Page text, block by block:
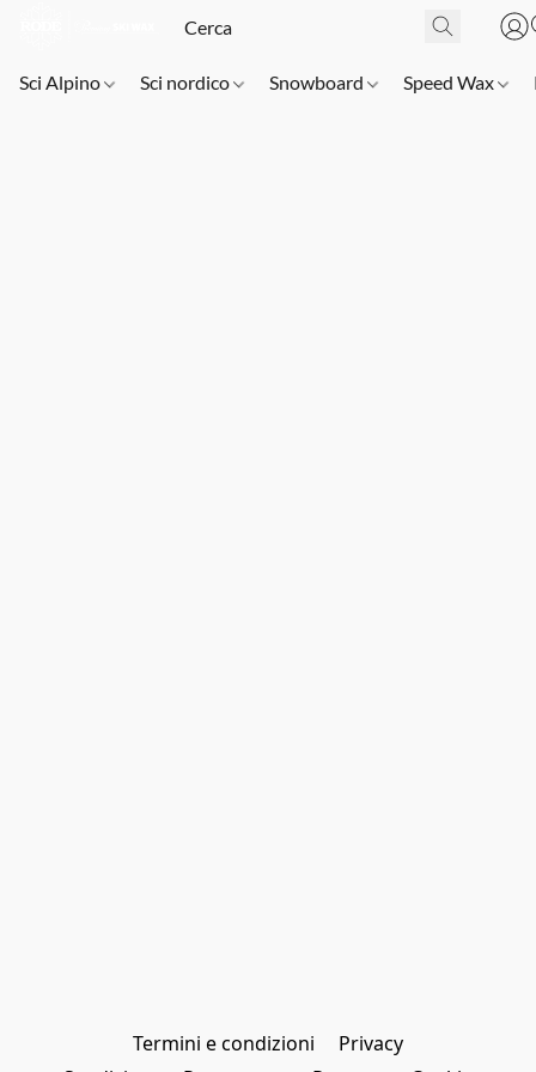
Sci Alpino Sci nordico Snowboard Speed Wax
Termini e condizioni
Privacy